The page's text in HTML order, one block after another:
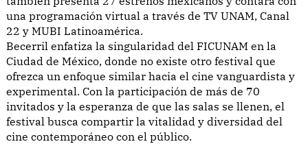
una programación virtual a través de TV UNAM, Canal
22 y MUBI Latinoamérica.
Becerril enfatiza la singularidad del FICUNAM en la
Ciudad de México, donde no existe otro festival que
ofrezca un enfoque similar hacia el cine vanguardista y
experimental. Con la participación de más de 70
invitados y la esperanza de que las salas se llenen, el
festival busca compartir la vitalidad y diversidad del
cine contemporáneo con el público.